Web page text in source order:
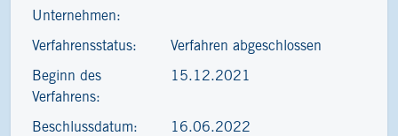
Unternehmen:
Verfahrensstatus: Verfahren abgeschlossen
Beginn des
Verfahrens:
15.12.2021
Beschlussdatum: 16.06.2022